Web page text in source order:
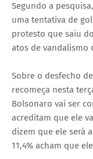
Segundo a
uma tentativa de
protesto que saiu
atos de vandalismo
Sobre o desfecho
recomeça nesta
Bolsonaro vai ser
acreditam que ele
dizem que ele será
11,4% acham que